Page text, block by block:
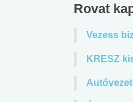
Rovat
Vezess
KRESZ